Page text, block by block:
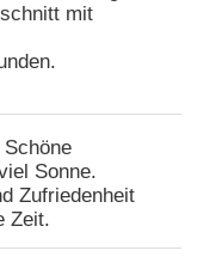
mit
Sonne.
Zufriedenheit
Zeit.